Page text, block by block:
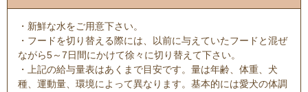
・新鮮な水をご用意下さい。
・フードを切り替える際には、以前に与えていたフードと混ぜ
ながら5～7日間にかけて徐々に切り替えて下さい。
・上記の給与量表はあくまで目安です。量は年齢、体重、犬
種、運動量、環境によって異なります。基本的には愛犬の体調